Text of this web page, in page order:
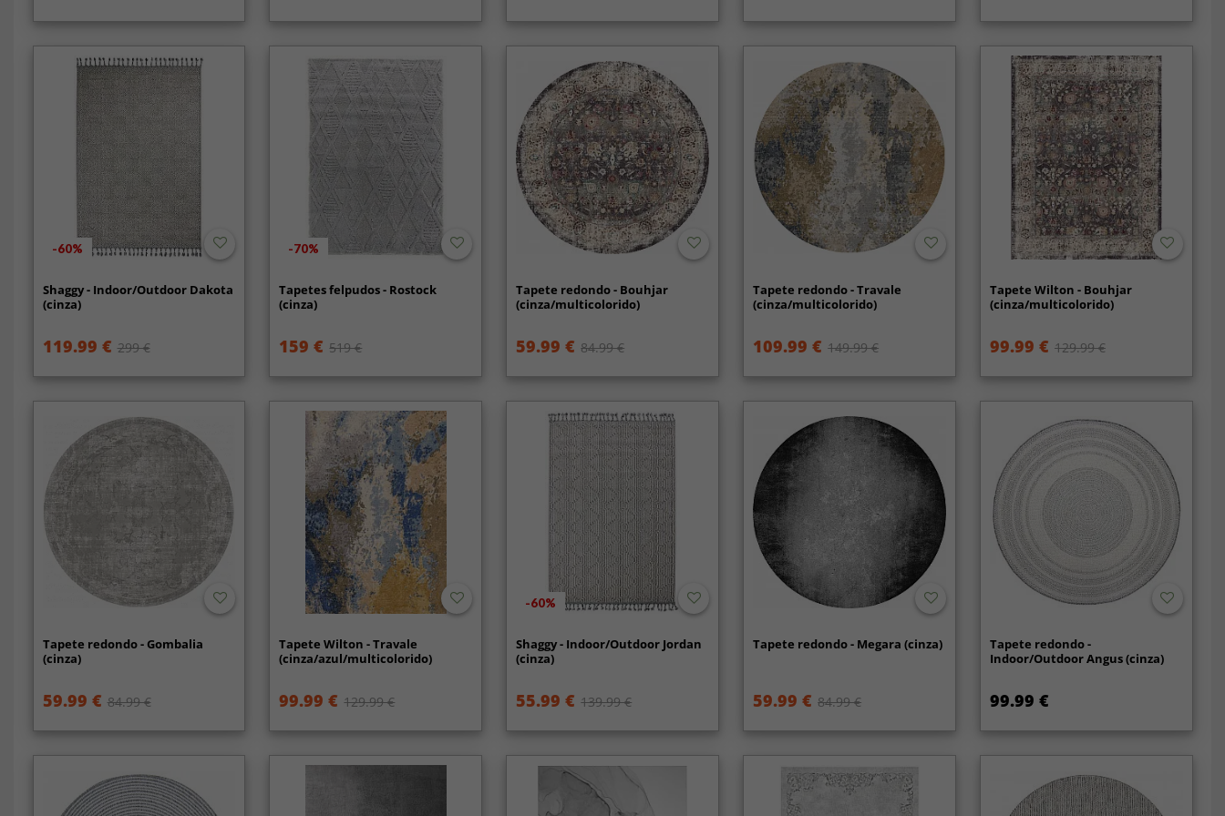
-60%
Shaggy - Indoor/Outdoor Dakota
(cinza)
119.99 € 299 €
-70%
Tapetes felpudos - Rostock
(cinza)
159 € 519 €
Tapete redondo - Bouhjar
(cinza/multicolorido)
59.99 € 84.99 €
Tapete redondo - Travale
(cinza/multicolorido)
109.99 € 149.99 €
Tapete Wilton - Bouhjar
(cinza/multicolorido)
99.99 € 129.99 €
Tapete redondo - Gombalia
(cinza)
59.99 € 84.99 €
Tapete Wilton - Travale
(cinza/azul/multicolorido)
99.99 € 129.99 €
-60%
Shaggy - Indoor/Outdoor Jordan
(cinza)
55.99 € 139.99 €
Tapete redondo - Megara (cinza)
59.99 € 84.99 €
Tapete redondo -
Indoor/Outdoor Angus (cinza)
99.99 €